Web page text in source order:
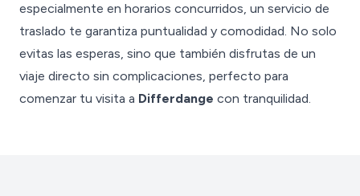
especialmente en horarios concurridos, un servicio de
traslado te garantiza puntualidad y comodidad. No solo
evitas las esperas, sino que también disfrutas de un
viaje directo sin complicaciones, perfecto para
comenzar tu visita a Differdange con tranquilidad.